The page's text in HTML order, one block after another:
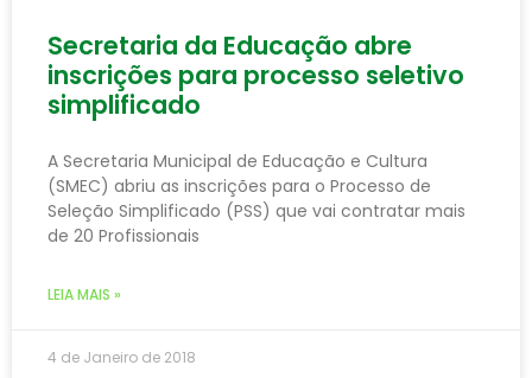
Secretaria da Educação abre
inscrições para processo seletivo
simplificado
A Secretaria Municipal de Educação e Cultura
(SMEC) abriu as inscrições para o Processo de
Seleção Simplificado (PSS) que vai contratar mais
de 20 Profissionais
LEIA MAIS »
4 de Janeiro de 2018